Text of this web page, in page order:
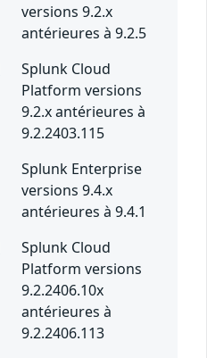
versions 9.2.x
antérieures à 9.2.5
Splunk Cloud
Platform versions
9.2.x antérieures à
9.2.2403.115
Splunk Enterprise
versions 9.4.x
antérieures à 9.4.1
Splunk Cloud
Platform versions
9.2.2406.10x
antérieures à
9.2.2406.113